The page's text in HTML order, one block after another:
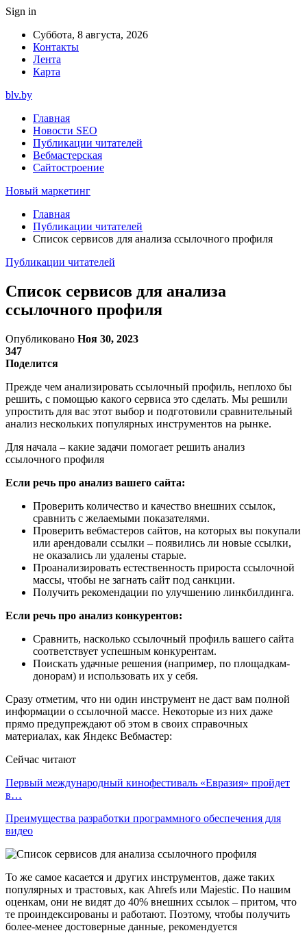
Sign in
Суббота, 8 августа, 2026
Контакты
Лента
Карта
blv.by
Главная
Новости SEO
Публикации читателей
Вебмастерская
Сайтостроение
Новый маркетинг
Главная
Публикации читателей
Список сервисов для анализа ссылочного профиля
Публикации читателей
Список сервисов для анализа
ссылочного профиля
Опубликовано Ноя 30, 2023
347
Поделится
Прежде чем анализировать ссылочный профиль, неплохо бы
решить, с помощью какого сервиса это сделать. Мы решили
упростить для вас этот выбор и подготовили сравнительный
анализ нескольких популярных инструментов на рынке.
Для начала – какие задачи помогает решить анализ
ссылочного профиля
Если речь про анализ вашего сайта:
Проверить количество и качество внешних ссылок,
сравнить с желаемыми показателями.
Проверить вебмастеров сайтов, на которых вы покупали
или арендовали ссылки – появились ли новые ссылки,
не оказались ли удалены старые.
Проанализировать естественность прироста ссылочной
массы, чтобы не загнать сайт под санкции.
Получить рекомендации по улучшению линкбилдинга.
Если речь про анализ конкурентов:
Сравнить, насколько ссылочный профиль вашего сайта
соответствует успешным конкурентам.
Поискать удачные решения (например, по площадкам-
донорам) и использовать их у себя.
Сразу отметим, что ни один инструмент не даст вам полной
информации о ссылочной массе. Некоторые из них даже
прямо предупреждают об этом в своих справочных
материалах, как Яндекс Вебмастер:
Сейчас читают
Первый международный кинофестиваль «Евразия» пройдет
в…
Преимущества разработки программного обеспечения для
видео
То же самое касается и других инструментов, даже таких
популярных и трастовых, как Ahrefs или Majestic. По нашим
оценкам, они не видят до 40% внешних ссылок – притом, что
те проиндексированы и работают. Поэтому, чтобы получить
более-менее достоверные данные, рекомендуется